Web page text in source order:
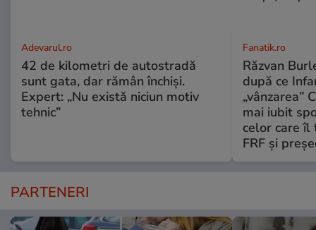
Adevarul.ro
42 de kilometri de autostradă
sunt gata, dar rămân închiși.
Expert: „Nu există niciun motiv
tehnic”
Fanatik.ro
Răzvan
după ce
„vânzarea”
mai iubit
celor care îl
FRF şi
PARTENERI